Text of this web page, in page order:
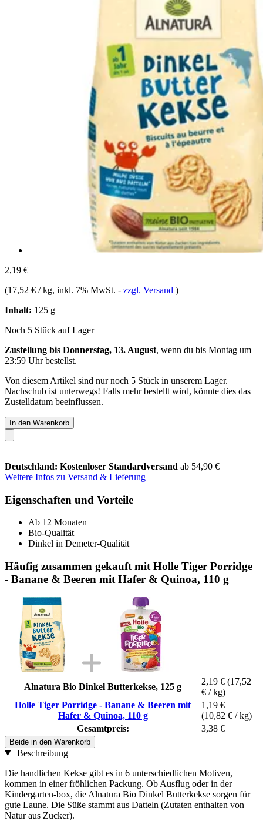
2,19 €
(17,52 € / kg, inkl. 7% MwSt. - zzgl. Versand )
Inhalt: 125 g
Noch 5 Stück auf Lager
Zustellung bis Donnerstag, 13. August, wenn du bis Montag um
23:59 Uhrbestellst.
Von diesem Artikel sind nur noch 5 Stück in unserem Lager.
Nachschub ist unterwegs! Falls mehr bestellt wird, könnte dies das
Zustelldatum beeinflussen.
In den Warenkorb
Deutschland: Kostenloser Standardversand ab 54,90 €
Weitere Infos zu Versand & Lieferung
Eigenschaften und Vorteile
Ab 12 Monaten
Bio-Qualität
Dinkel in Demeter-Qualität
Häufig zusammen gekauft mit Holle Tiger Porridge
- Banane & Beeren mit Hafer & Quinoa, 110 g
Alnatura Bio Dinkel Butterkekse, 125 g
2,19 € (17,52
€ / kg)
Holle Tiger Porridge - Banane & Beeren mit
Hafer & Quinoa, 110 g
1,19 €
(10,82 € / kg)
Gesamtpreis:
3,38 €
Beide in den Warenkorb
Beschreibung
Die handlichen Kekse gibt es in 6 unterschiedlichen Motiven,
kommen in einer fröhlichen Packung. Ob Ausflug oder in der
Kindergarten-box, die Alnatura Bio Dinkel Butterkekse sorgen für
gute Laune. Die Süße stammt aus Datteln (Zutaten enthalten von
Natur aus Zucker).